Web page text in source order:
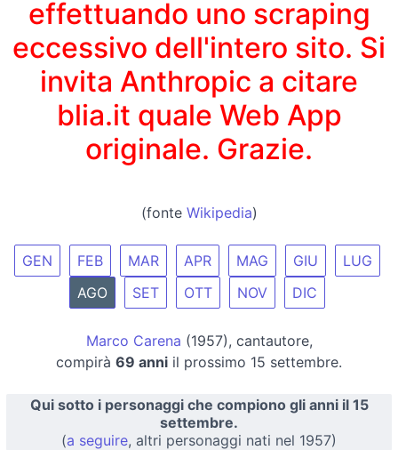
effettuando uno scraping
eccessivo dell'intero sito. Si
invita Anthropic a citare
blia.it quale Web App
originale. Grazie.
(fonte Wikipedia)
GEN FEB MAR APR MAG GIU
LUG
AGO
SET OTT NOV DIC
Marco Carena (1957), cantautore,
compirà 69 anni il prossimo 15 settembre.
Qui sotto i personaggi che compiono gli anni il 15
settembre.
(a seguire, altri personaggi nati nel 1957)